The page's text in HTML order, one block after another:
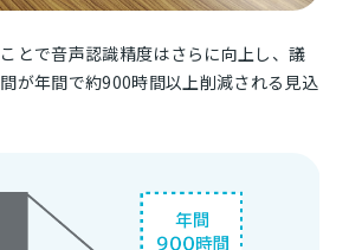
とで音声認識精度はさらに向上し、議
が年間で約900時間以上削減される見込